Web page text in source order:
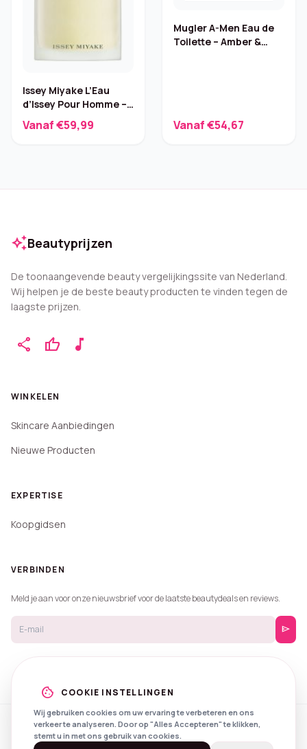
Issey Miyake L’Eau
d’Issey Pour Homme –
Vanaf €59,99
Mugler A-Men Eau de
Toilette – Amber &
Vanaf €54,67
auto_awesomeBeautyprijzen
De toonaangevende beauty vergelijkingssite van Nederland.
Wij helpen je de beste beauty producten te vinden tegen de
laagste prijzen.
share thumb_up music_note
WINKELEN
Skincare Aanbiedingen
Nieuwe Producten
EXPERTISE
Koopgidsen
VERBINDEN
Meld je aan voor onze nieuwsbrief voor de laatste beautydeals en reviews.
send
© 2026 Beautyprijzen.
Created with
byNXS Digital
cookie COOKIE INSTELLINGEN
Wij gebruiken cookies om uw ervaring te verbeteren en ons
verkeer te analyseren. Door op "Alles Accepteren" te klikken,
stemt u in met ons gebruik van cookies.